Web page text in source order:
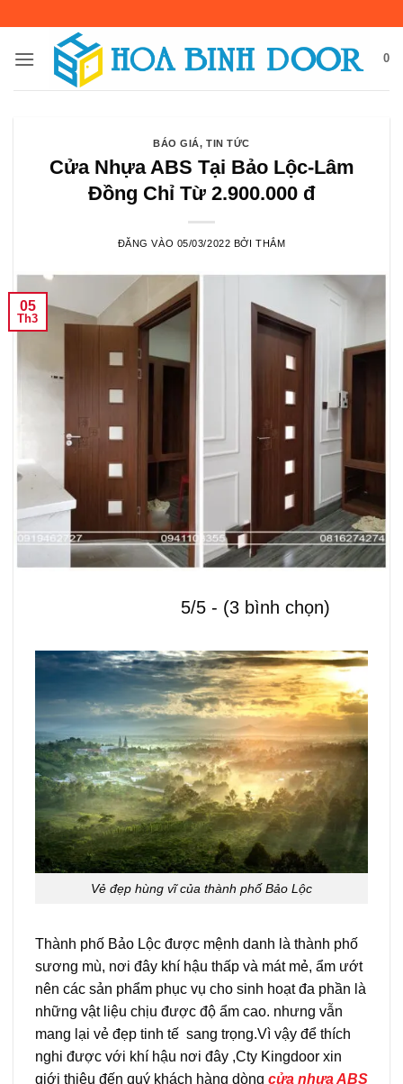
nội
0
BÁO GIÁ,TIN TỨC
Cửa Nhựa ABS Tại Bảo Lộc-Lâm
Đồng Chỉ Từ 2.900.000 đ
ĐĂNG VÀO 05/03/2022 BỞITHẮM
05
Th3
5/5 - (3 bình chọn)
Vẻ đẹp hùng vĩ của thành phố Bảo Lộc
Thành phố Bảo Lộc được mệnh danh là thành phố
sương mù, nơi đây khí hậu thấp và mát mẻ, ẩm ướt
nên các sản phẩm phục vụ cho sinh hoạt đa phần là
những vật liệu chịu được độ ẩm cao. nhưng vẫn
mang lại vẻ đẹp tinh tế sang trọng.Vì vậy để thích
nghi được với khí hậu nơi đây ,Cty Kingdoor xin
giới thiệu đến quý khách hàng dòng cửa nhựa ABS